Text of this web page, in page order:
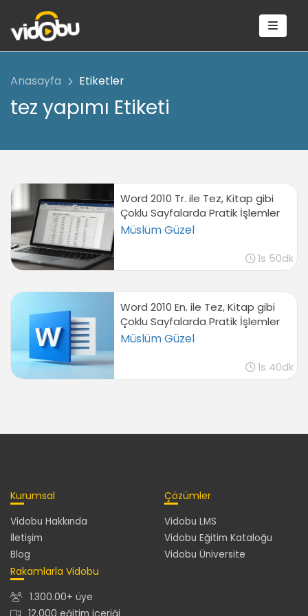
Anasayfa Etiketler
tez yapımı Etiketi
Word 2010 Tr. ile Tez, Kitap gibi
Çoklu Sayfalarda Pratik İşlemler
Müslüm Güzel
1s 50dk
Word 2010 En. ile Tez, Kitap gibi
Çoklu Sayfalarda Pratik İşlemler
Müslüm Güzel
1s 40dk
Kurumsal
Vidobu Hakkında
İletişim
Blog
Çözümler
Vidobu LMS
Vidobu Eğitim Kataloğu
Vidobu Üniversite
Rakamlarla Vidobu
1.300.00+ üye